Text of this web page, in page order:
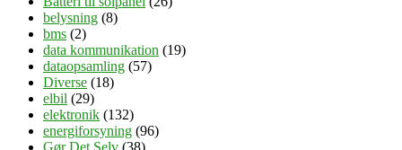
belysning (8)
bms (2)
data kommunikation (19)
dataopsamling (57)
Diverse (18)
elbil (29)
elektronik (132)
energiforsyning (96)